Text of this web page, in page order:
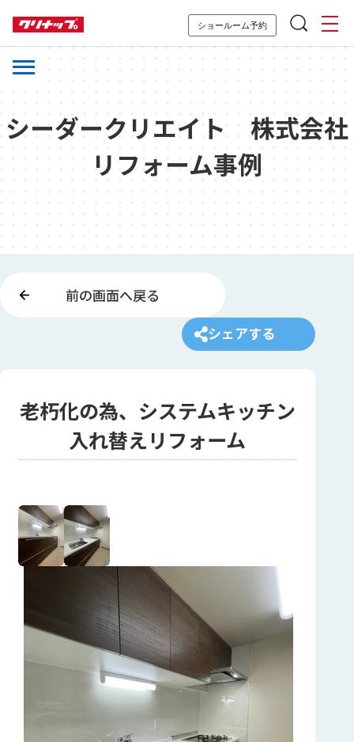
ショールーム予約
シーダークリエイト 株式会社
リフォーム事例
前の画面へ戻る
シェアする
老朽化の為、システムキッチン
入れ替えリフォーム